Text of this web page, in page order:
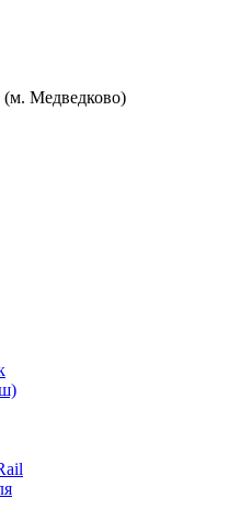
(м. Медведково)